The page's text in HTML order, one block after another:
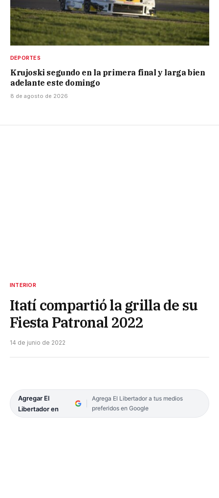
DEPORTES
Krujoski segundo en la primera final y larga bien
adelante este domingo
8 de agosto de 2026
INTERIOR
Itatí compartió la grilla de su
Fiesta Patronal 2022
14 de junio de 2022
Agregar El
Libertador en
Agrega El Libertador a tus medios
preferidos en Google